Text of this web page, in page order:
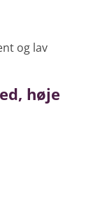
og lav
høje